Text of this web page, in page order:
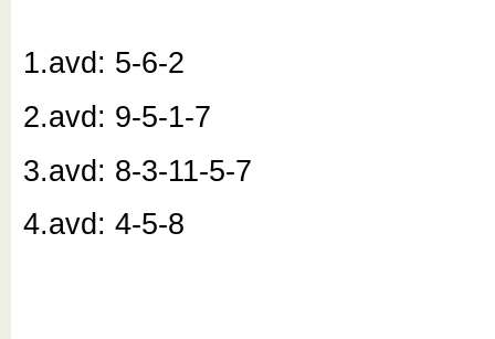
1.avd: 5-6-2
2.avd: 9-5-1-7
3.avd: 8-3-11-5-7
4.avd: 4-5-8